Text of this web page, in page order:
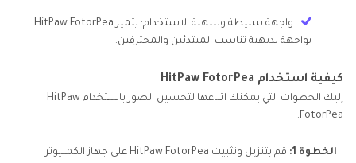
واجهة بسيطة وسهلة الاستخدام: يتميز HitPaw FotorPea
بواجهة بديهية تناسب المبتدئين والمحترفين.
كيفية استخدام HitPaw FotorPea
إليك الخطوات التي يمكنك اتباعها لتحسين الصور باستخدام HitPaw
FotorPea:
الخطوة 1:
قم بتنزيل وتثبيت HitPaw FotorPea على جهاز الكمبيوتر